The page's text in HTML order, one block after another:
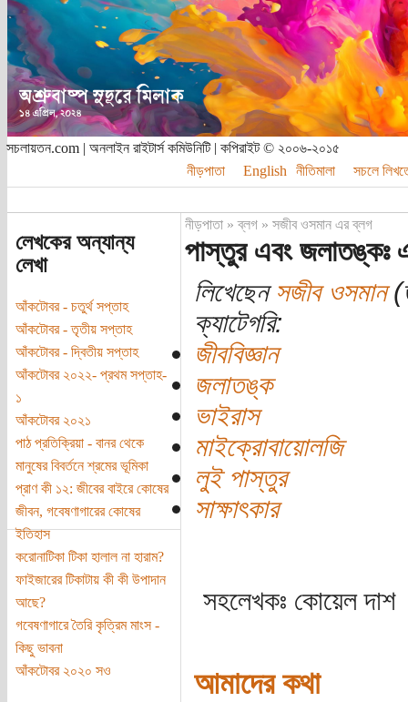
সচলায়তন.com | অনলাইন রাইটার্স কমিউনিটি | কপিরাইট © ২০০৬-২০১৫
নীড়পাতা
English নীতিমালা সচলে
লেখকের অন্যান্য
লেখা
আঁকটোবর - চতুর্থ সপ্তাহ
আঁকটোবর - তৃতীয় সপ্তাহ
আঁকটোবর - দ্বিতীয় সপ্তাহ
আঁকটোবর ২০২২- প্রথম সপ্তাহ-
১
আঁকটোবর ২০২১
পাঠ প্রতিক্রিয়া - বানর থেকে
মানুষের বিবর্তনে শ্রমের ভূমিকা
প্রাণ কী ১২: জীবের বাইরে কোষের
জীবন, গবেষণাগারের কোষের
ইতিহাস
করোনাটিকা টিকা হালাল না হারাম?
ফাইজারের টিকাটায় কী কী উপাদান
আছে?
গবেষণাগারে তৈরি কৃত্রিম মাংস -
কিছু ভাবনা
আঁকটোবর ২০২০ সও
নীড়পাতা »ব্লগ »সজীব ওসমান এর ব্লগ
পাস্তুর এবং জলাতঙ্কঃ
লিখেছেনসজীব ওসমান
ক্যাটেগরি:
জীববিজ্ঞান
জলাতঙ্ক
ভাইরাস
মাইক্রোবায়োলজি
লুই পাস্তুর
সাক্ষাৎকার
সহলেখকঃ কোয়েল দাশ
আমাদের কথা